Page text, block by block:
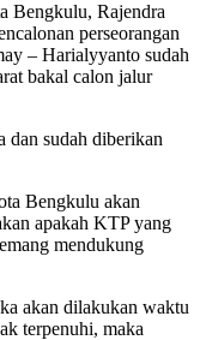
Bengkulu, Rajendra
perseorangan
– Harialyyanto sudah
bakal calon jalur
dan sudah diberikan
Bengkulu akan
apakah KTP yang
mendukung
akan dilakukan waktu
terpenuhi, maka